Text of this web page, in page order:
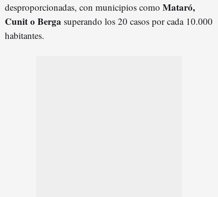
desproporcionadas, con municipios como Mataró,
Cunit o Berga superando los 20 casos por cada 10.000
habitantes.